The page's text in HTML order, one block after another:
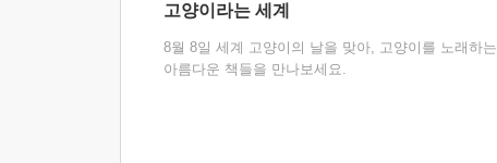
고양이라는 세계
8월 8일 세계 고양이의 날을 맞아, 고양이를 노래하는
아름다운 책들을 만나보세요.